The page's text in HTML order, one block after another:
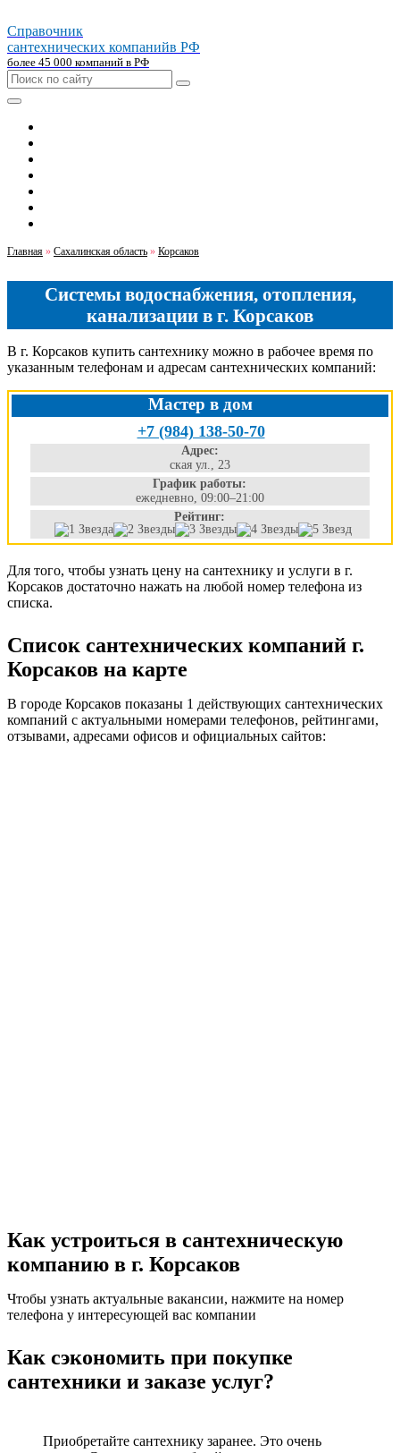
Справочник
сантехнических компанийв РФ
более 45 000 компаний в РФ
Главная » Сахалинская область » Корсаков
Системы водоснабжения, отопления,
канализации в г. Корсаков
В г. Корсаков купить сантехнику можно в рабочее время по
указанным телефонам и адресам сантехнических компаний:
Мастер в дом
+7 (984) 138-50-70
Адрес:
ская ул., 23
График работы:
ежедневно, 09:00–21:00
Рейтинг:
Для того, чтобы узнать цену на сантехнику и услуги в г.
Корсаков достаточно нажать на любой номер телефона из
списка.
Список сантехнических компаний г.
Корсаков на карте
В городе Корсаков показаны 1 действующих сантехнических
компаний с актуальными номерами телефонов, рейтингами,
отзывами, адресами офисов и официальных сайтов:
Как устроиться в сантехническую
компанию в г. Корсаков
Чтобы узнать актуальные вакансии, нажмите на номер
телефона у интересующей вас компании
Как сэкономить при покупке
сантехники и заказе услуг?
Приобретайте сантехнику заранее. Это очень